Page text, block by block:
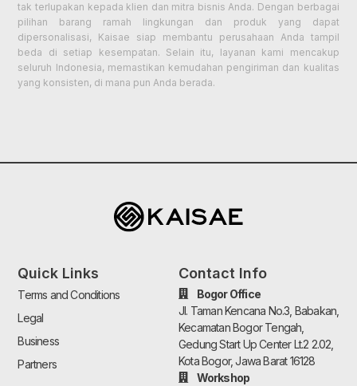
tak terlupakan kepada klien dan mitra bisnis Anda. Dengan berbagai
pilihan barang ramah lingkungan dan produk yang dapat
dipersonalisasi, Kaisae siap membantu perusahaan Anda tampil
beda di setiap kesempatan. Selain itu, layanan kami mencakup
seluruh Indonesia, memastikan kemudahan pengiriman dan kualitas
yang konsisten, di mana pun Anda berada.
Quick Links
Terms and Conditions
Legal
Business
Partners
Contact Info
Bogor Office
Jl. Taman Kencana No.3, Babakan,
Kecamatan Bogor Tengah,
Gedung Start Up Center Lt.2 2.02,
Kota Bogor, Jawa Barat 16128
Workshop